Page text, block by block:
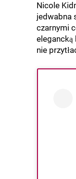
Nicole
jedwabna
czarnymi
elegancką
nie